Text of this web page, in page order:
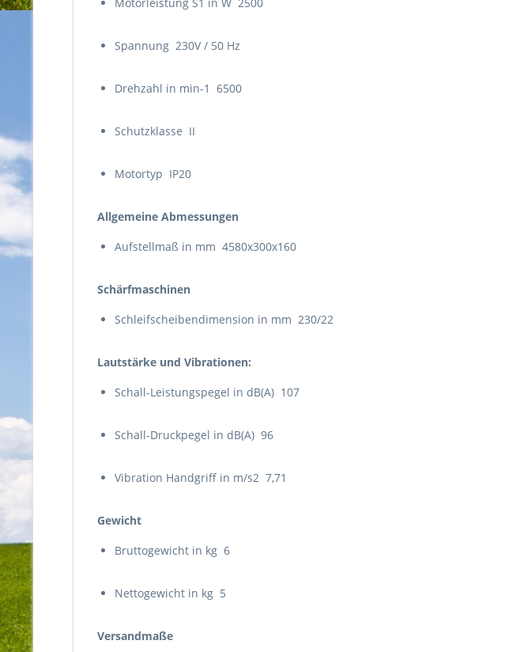
Spannung 230V / 50 Hz
Drehzahl in min-1 6500
Schutzklasse II
Motortyp IP20
Allgemeine Abmessungen
Aufstellmaß in mm 4580x300x160
Schärfmaschinen
Schleifscheibendimension in mm 230/22
Lautstärke und Vibrationen:
Schall-Leistungspegel in dB(A) 107
Schall-Druckpegel in dB(A) 96
Vibration Handgriff in m/s2 7,71
Gewicht
Bruttogewicht in kg 6
Nettogewicht in kg 5
Versandmaße